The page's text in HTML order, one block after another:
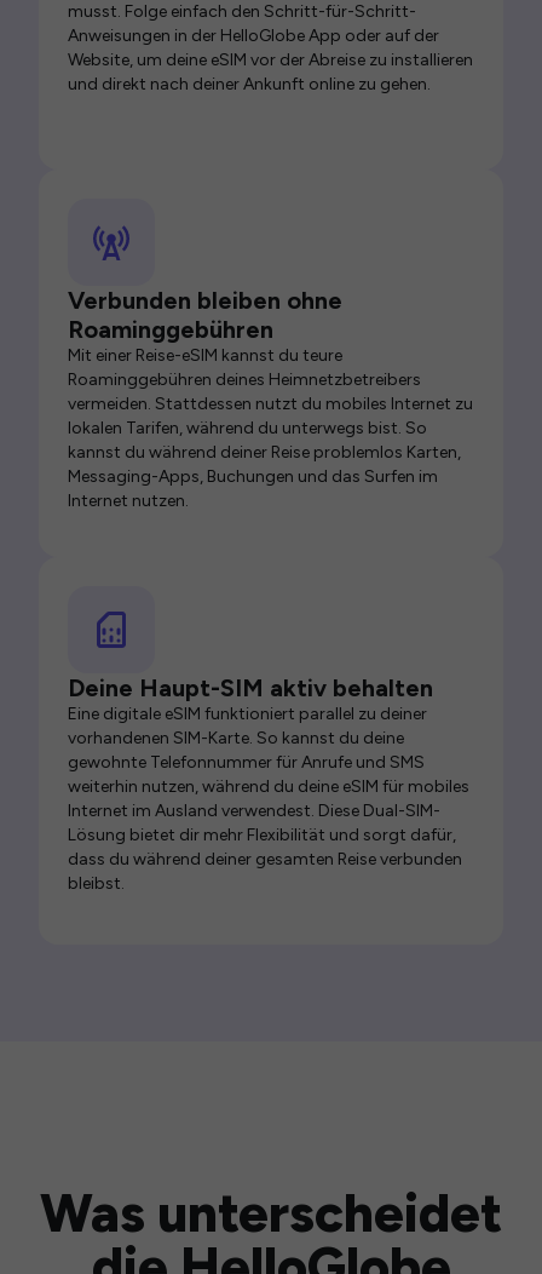
musst. Folge einfach den Schritt-für-Schritt-
Anweisungen in der HelloGlobe App oder auf der
Website, um deine eSIM vor der Abreise zu installieren
und direkt nach deiner Ankunft online zu gehen.
Verbunden bleiben ohne
Roaminggebühren
Mit einer Reise-eSIM kannst du teure
Roaminggebühren deines Heimnetzbetreibers
vermeiden. Stattdessen nutzt du mobiles Internet zu
lokalen Tarifen, während du unterwegs bist. So
kannst du während deiner Reise problemlos Karten,
Messaging-Apps, Buchungen und das Surfen im
Internet nutzen.
Deine Haupt-SIM aktiv behalten
Eine digitale eSIM funktioniert parallel zu deiner
vorhandenen SIM-Karte. So kannst du deine
gewohnte Telefonnummer für Anrufe und SMS
weiterhin nutzen, während du deine eSIM für mobiles
Internet im Ausland verwendest. Diese Dual-SIM-
Lösung bietet dir mehr Flexibilität und sorgt dafür,
dass du während deiner gesamten Reise verbunden
bleibst.
Was unterscheidet